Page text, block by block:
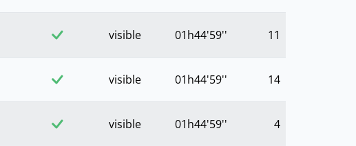
visible 01h44'59'' 11
visible 01h44'59'' 14
visible 01h44'59'' 4